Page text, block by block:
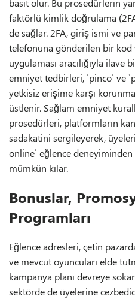
basit olur. Bu prosedürlerin
faktörlü kimlik doğrulama
de sağlar. 2FA, giriş ismi ve
telefonuna gönderilen bir
uygulaması aracılığıyla ilave
emniyet tedbirleri, `pinco` ve
yetkisiz erişime karşı
üstlenir. Sağlam emniyet
prosedürleri, platformların
sadakatini sergileyerek,
online` eğlence deneyiminden
mümkün kılar.
Bonuslar,
Programları
Eğlence adresleri, çetin
ve mevcut oyuncuları elde
kampanya planı devreye
sektörde de üyelerine